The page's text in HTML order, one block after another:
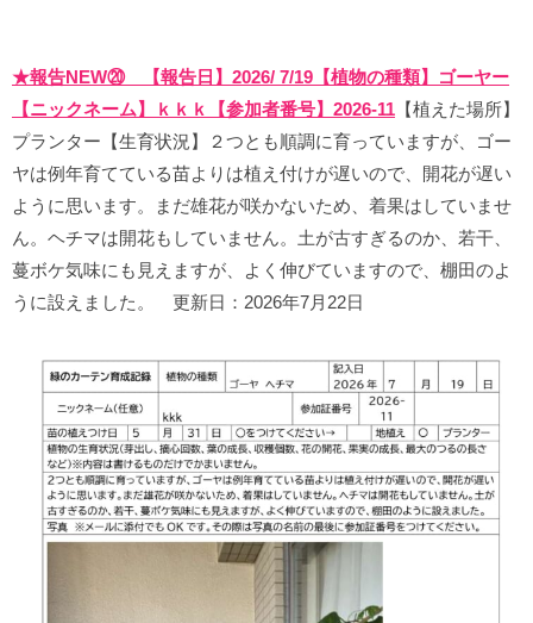
★報告NEW⑳ 【報告日】2026/ 7/19【植物の種類】ゴーヤー
【ニックネーム】ｋｋｋ【参加者番号】2026-11 【植えた場所】
プランター【生育状況】２つとも順調に育っていますが、ゴー
ヤは例年育てている苗よりは植え付けが遅いので、開花が遅い
ように思います。まだ雄花が咲かないため、着果はしていませ
ん。ヘチマは開花もしていません。土が古すぎるのか、若干、
蔓ボケ気味にも見えますが、よく伸びていますので、棚田のよ
うに設えました。 更新日：2026年7月22日